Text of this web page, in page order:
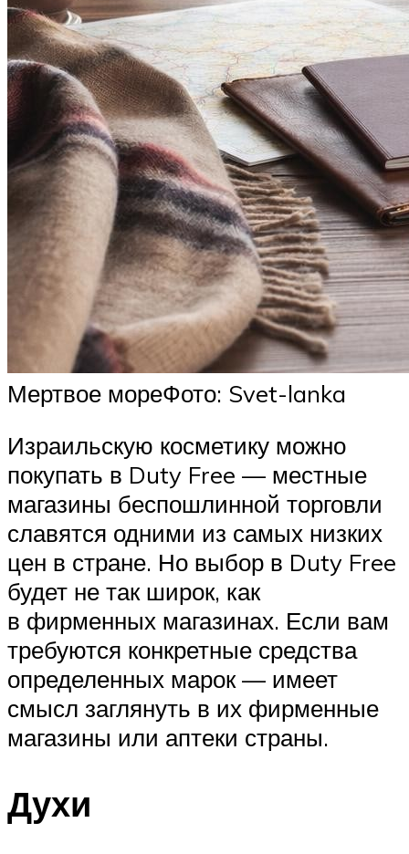
Мертвое мореФото: Svet-lanka
Израильскую косметику можно
покупать в Duty Free — местные
магазины беспошлинной торговли
славятся одними из самых низких
цен в стране. Но выбор в Duty Free
будет не так широк, как
в фирменных магазинах. Если вам
требуются конкретные средства
определенных марок — имеет
смысл заглянуть в их фирменные
магазины или аптеки страны.
Духи